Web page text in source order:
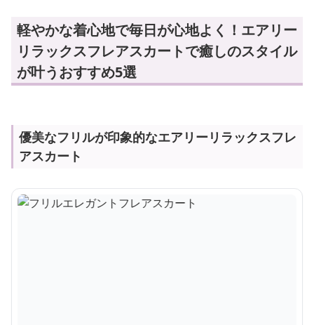
軽やかな着心地で毎日が心地よく！エアリー
リラックスフレアスカートで癒しのスタイル
が叶うおすすめ5選
優美なフリルが印象的なエアリーリラックスフレ
アスカート